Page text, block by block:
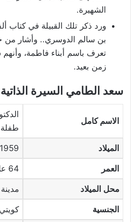
الشهيرة.
ورد ذكر تلك القبيلة في كتاب
بن سالم الدوسري.. وأشار من
تعرف باسم أبناء فاطمة،
زمن بعيد.
سعد الطامي السيرة الذاتية
الاسم كامل
الميلاد 1959
العمر 64 عامًا
محل الميلاد
الجنسية كويتي